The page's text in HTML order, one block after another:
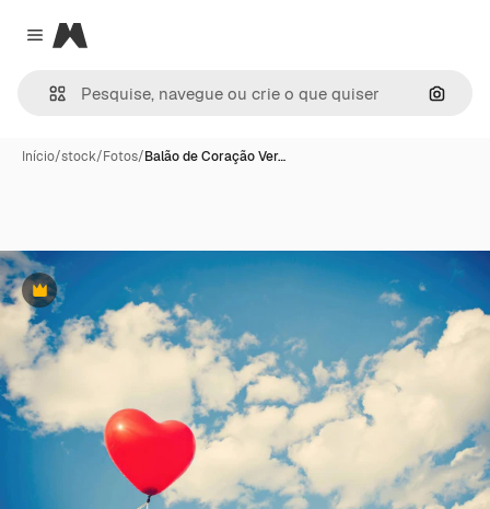
Close menu
Magnific
Início/stock/Fotos/Balão de Coração Ver…
Premium